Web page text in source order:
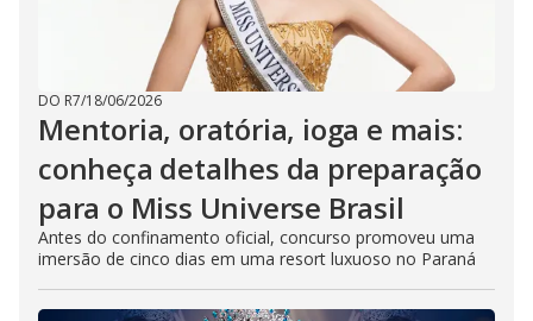
DO R7/18/06/2026
Mentoria, oratória, ioga e mais:
conheça detalhes da preparação
para o Miss Universe Brasil
Antes do confinamento oficial, concurso promoveu uma
imersão de cinco dias em uma resort luxuoso no Paraná